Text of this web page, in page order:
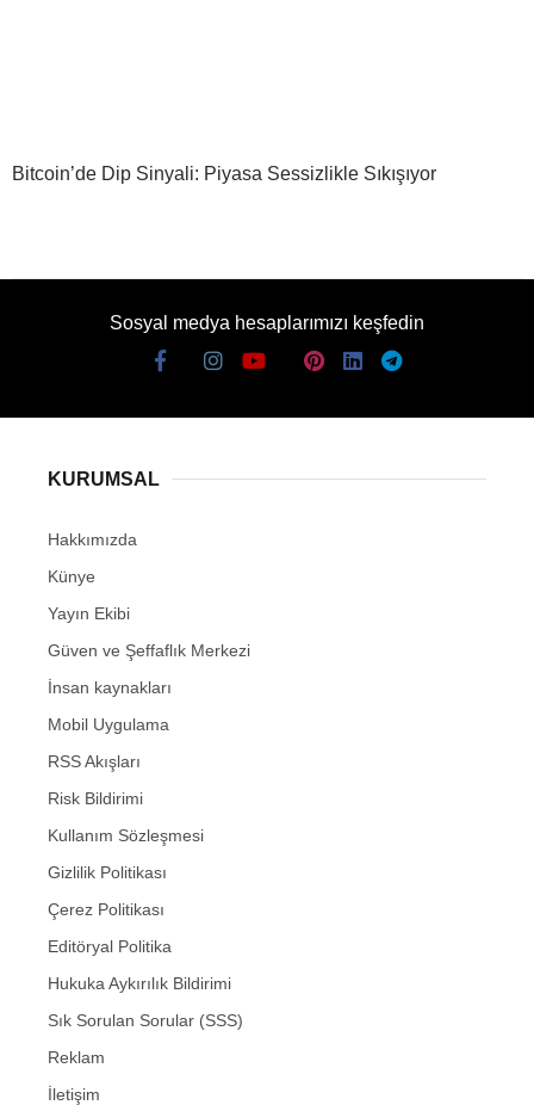
Bitcoin’de Dip Sinyali: Piyasa Sessizlikle Sıkışıyor
Sosyal medya hesaplarımızı keşfedin
KURUMSAL
Hakkımızda
Künye
Yayın Ekibi
Güven ve Şeffaflık Merkezi
İnsan kaynakları
Mobil Uygulama
RSS Akışları
Risk Bildirimi
Kullanım Sözleşmesi
Gizlilik Politikası
Çerez Politikası
Editöryal Politika
Hukuka Aykırılık Bildirimi
Sık Sorulan Sorular (SSS)
Reklam
İletişim